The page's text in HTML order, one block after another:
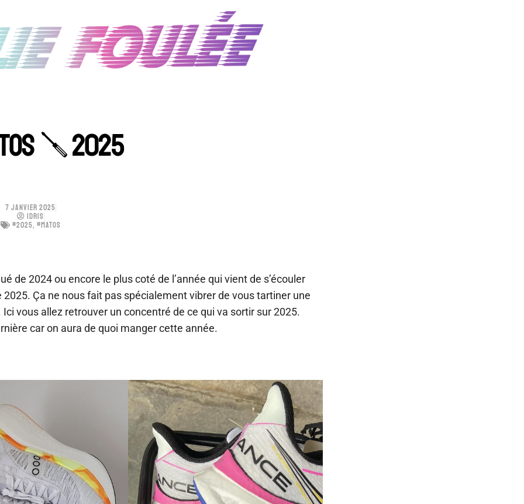
🪛 2025
7 JANVIER 2025
IDRIS
#2025, #MATOS
de 2024 ou encore le plus coté de l’année qui vient de s’écouler
Ça ne nous fait pas spécialement vibrer de vous tartiner une
vous allez retrouver un concentré de ce qui va sortir sur 2025.
car on aura de quoi manger cette année.